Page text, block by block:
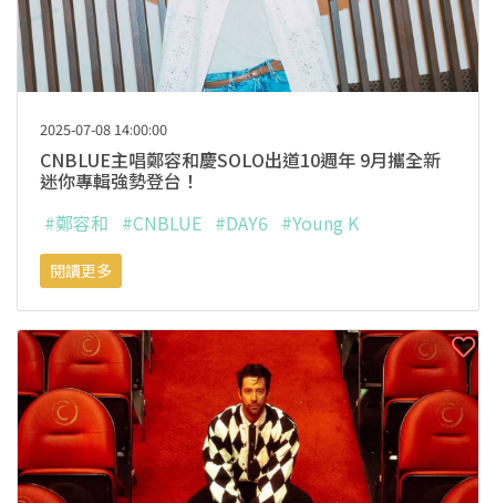
2025-07-08 14:00:00
CNBLUE主唱鄭容和慶SOLO出道10週年 9月攜全新
迷你專輯強勢登台！
#鄭容和 #CNBLUE #DAY6 #Young K
閱讀更多